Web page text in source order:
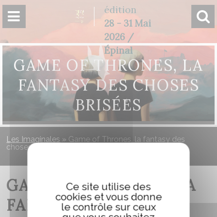
édition
28 - 31 Mai
2026 /
Épinal
GAME OF THRONES, LA
FANTASY DES CHOSES
BRISÉES
Les Imaginales » Game of Thrones, la fantasy des
choses brisées
GAME OF THRONES, LA
FANTASY DES CHOSES
Panneau de gestion des cookies
Ce site utilise des
cookies et vous donne
le contrôle sur ceux